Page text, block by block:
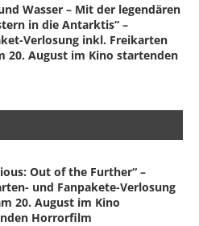
Wasser – Mit der legendären
in die Antarktis“ –
Verlosung inkl. Freikarten
20. August im Kino startenden
Out of the Further“ –
und Fanpakete-Verlosung
20. August im Kino
Horrorfilm